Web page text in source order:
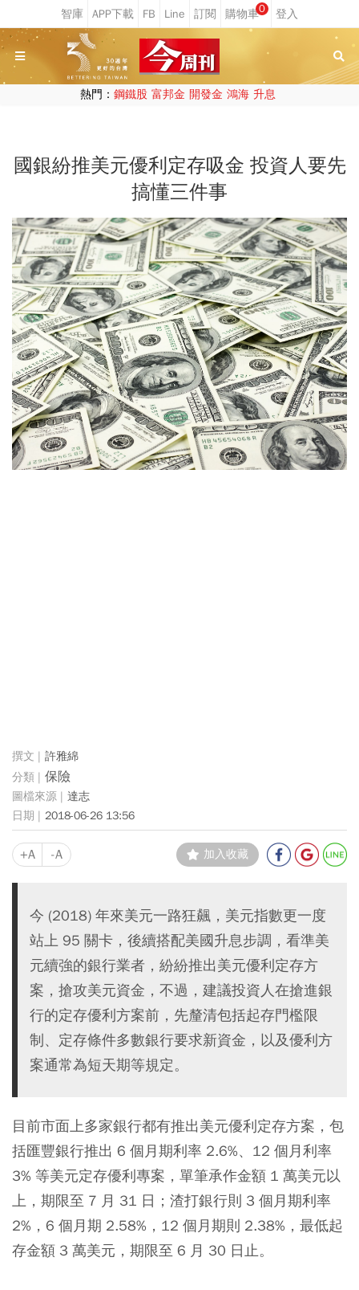
0
熱門： 鋼鐵股 富邦金 開發金 鴻海 升息
國銀紛推美元優利定存吸金 投資人要先
搞懂三件事
許雅綿
保險
達志
2018-06-26 13:56
+A -A 加入收藏
今 (2018) 年來美元一路狂飆，美元指數更一度
站上 95 關卡，後續搭配美國升息步調，看準美
元續強的銀行業者，紛紛推出美元優利定存方
案，搶攻美元資金，不過，建議投資人在搶進銀
行的定存優利方案前，先釐清包括起存門檻限
制、定存條件多數銀行要求新資金，以及優利方
案通常為短天期等規定。
目前市面上多家銀行都有推出美元優利定存方案，包
括匯豐銀行推出 6 個月期利率 2.6%、12 個月利率
3% 等美元定存優利專案，單筆承作金額 1 萬美元以
上，期限至 7 月 31 日；渣打銀行則 3 個月期利率
2%，6 個月期 2.58%，12 個月期則 2.38%，最低起
存金額 3 萬美元，期限至 6 月 30 日止。